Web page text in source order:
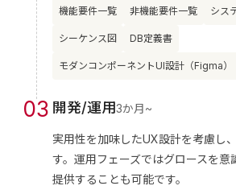
機能要件一覧 非機能要件一覧 シス
シーケンス図 DB定義書
モダンコンポーネントUI設計（Figma）
03 開発/運用3か月~
実用性を加味したUX設計を考慮し
す。運用フェーズではグロースを意
提供することも可能です。